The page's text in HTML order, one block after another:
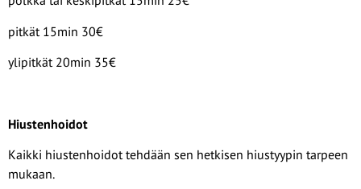
pitkät 15min 30€
ylipitkät 20min 35€
Hiustenhoidot
Kaikki hiustenhoidot tehdään sen hetkisen hiustyypin tarpeen
mukaan.